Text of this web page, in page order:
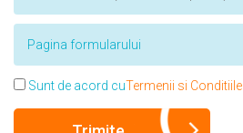
Sunt de acord cuTermenii si Conditiile